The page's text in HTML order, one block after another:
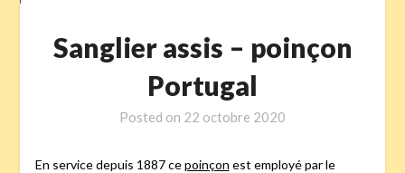
Sanglier assis – poinçon
Portugal
Posted on 22 octobre 2020
En service depuis 1887 cepoinçon est employé par le